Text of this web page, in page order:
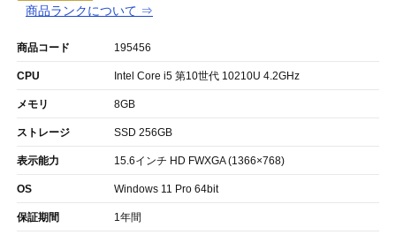
商品ランクについて ⇒
商品コード 195456
CPU Intel Core i5 第10世代 10210U 4.2GHz
メモリ 8GB
ストレージ SSD 256GB
表示能力 15.6インチ HD FWXGA (1366×768)
OS Windows 11 Pro 64bit
保証期間 1年間